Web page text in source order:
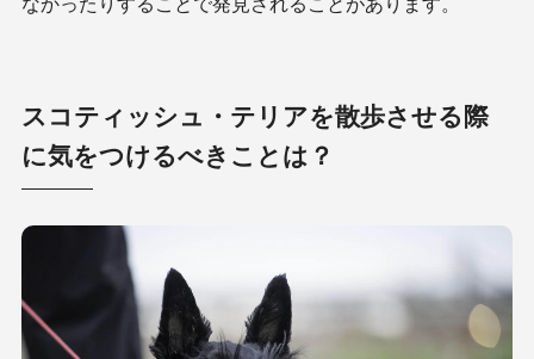
スコティッシュ・テリアを散歩させる際
に気をつけるべきことは？